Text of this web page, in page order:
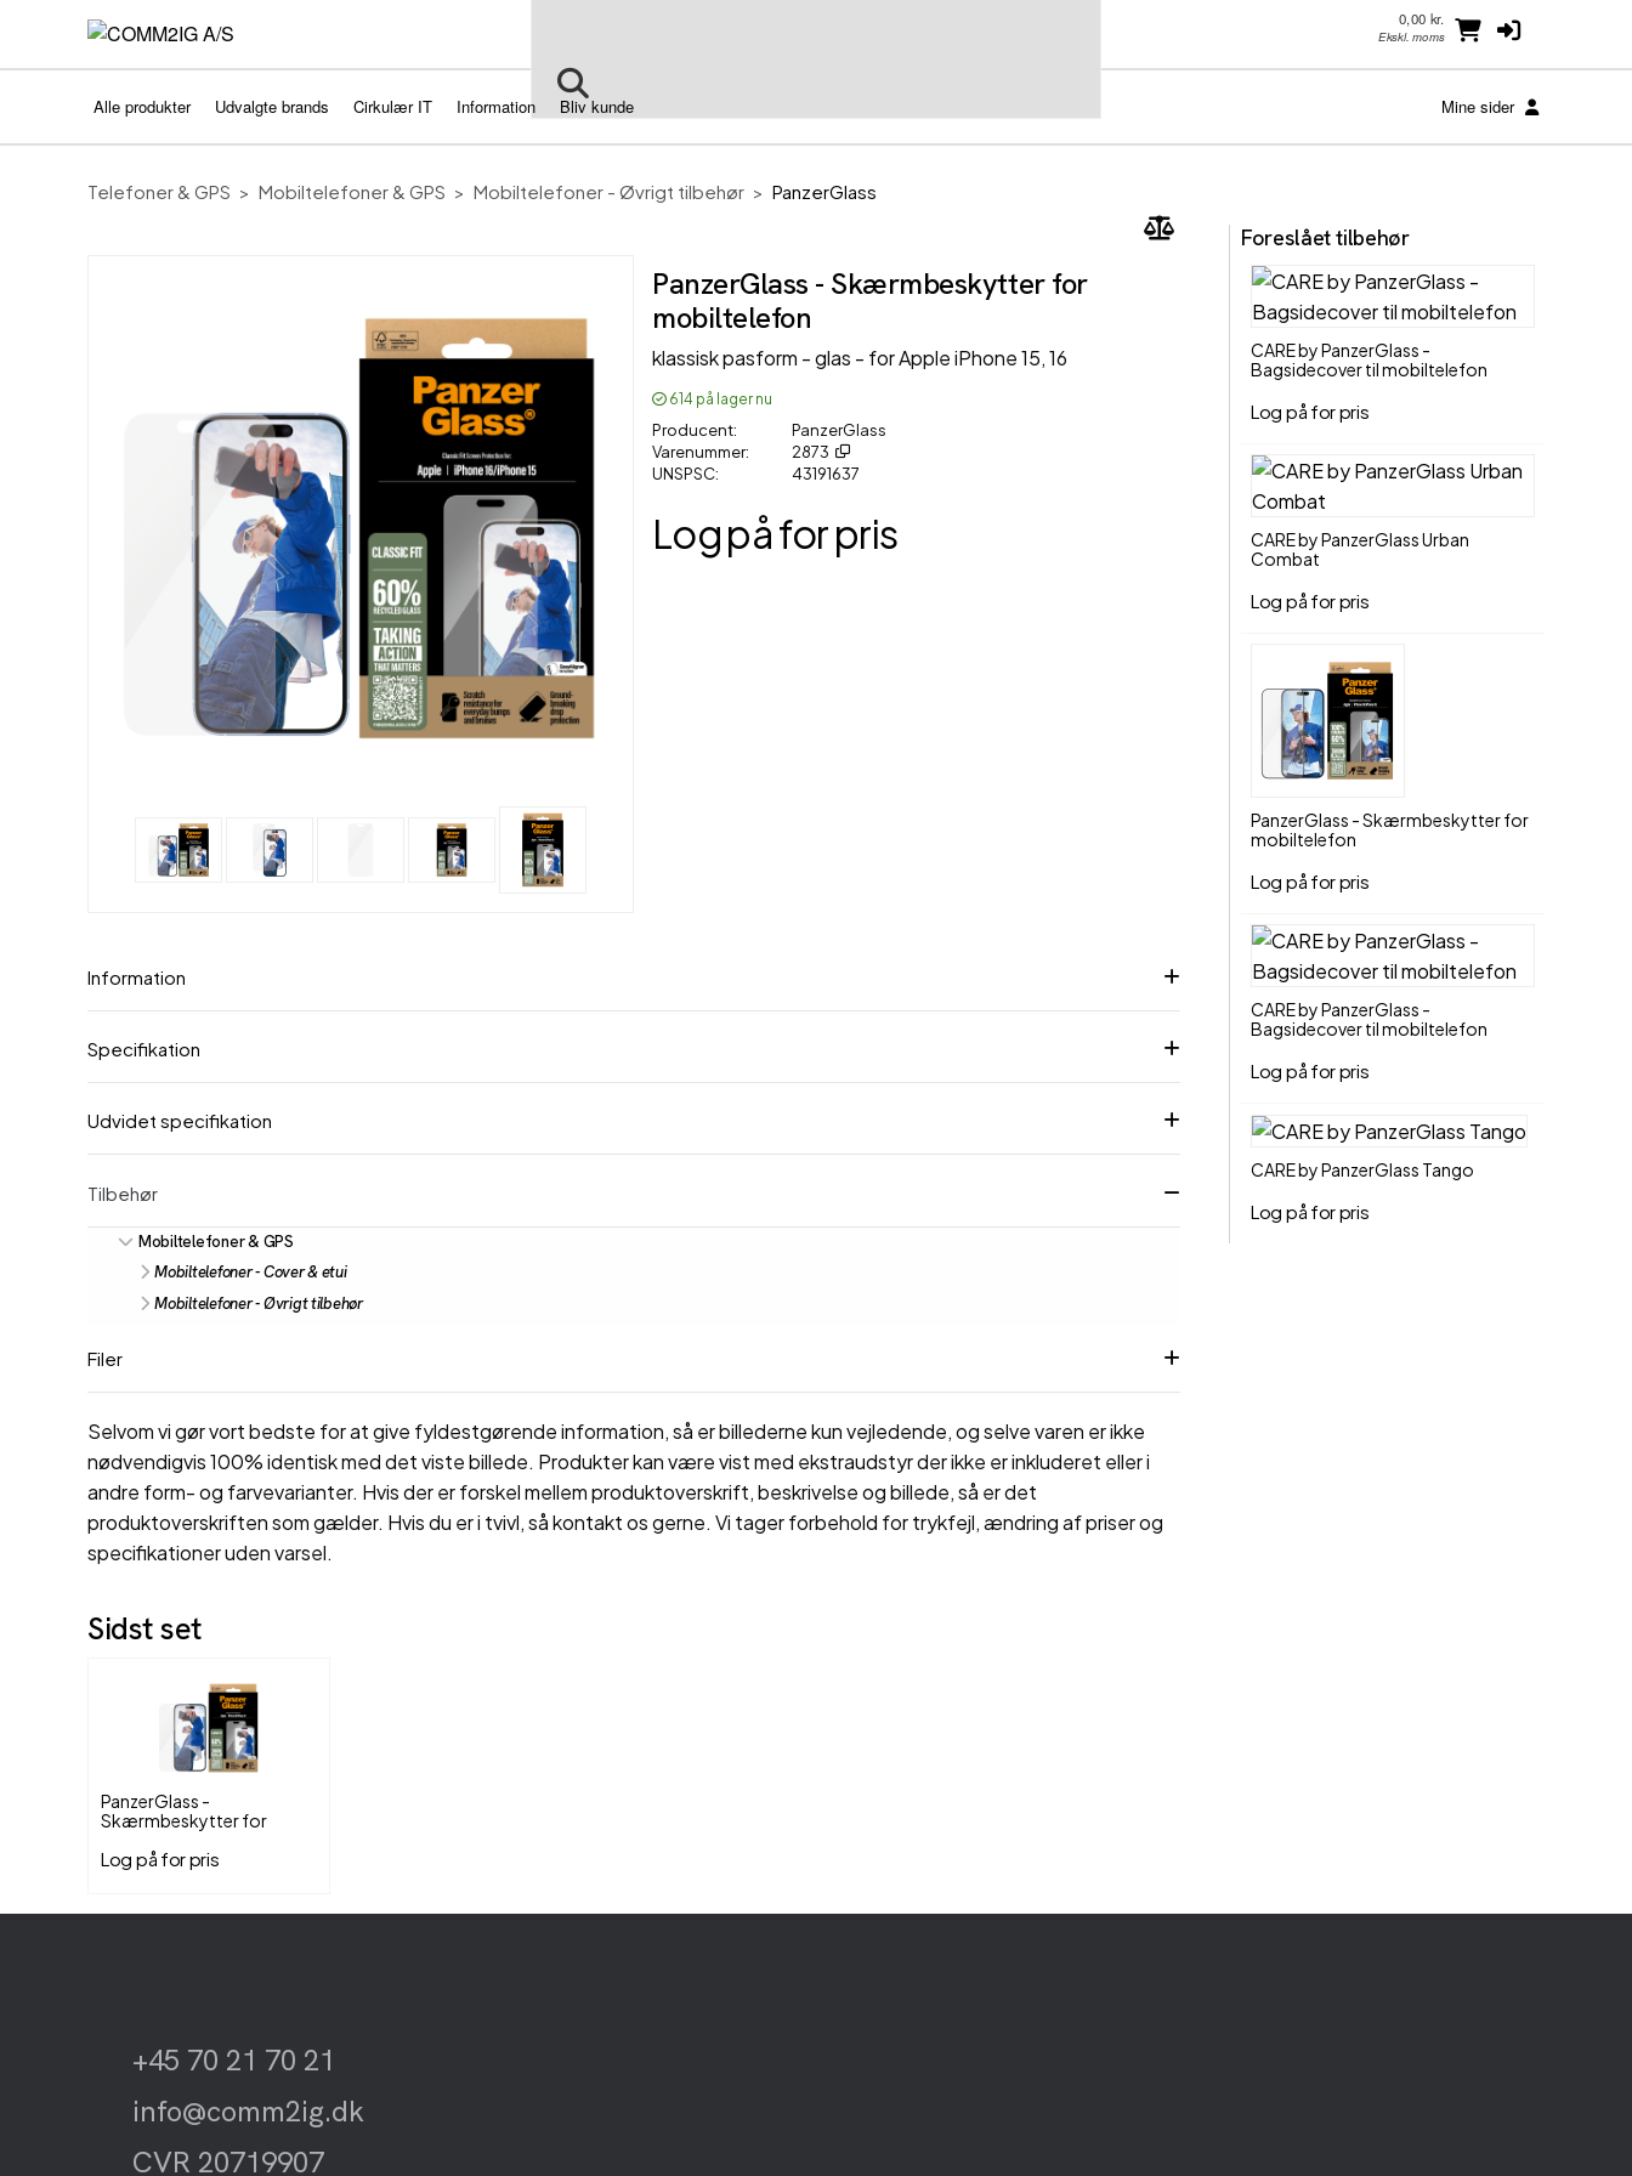
0,00 kr.
Ekskl. moms
Alle produkter Udvalgte brands Cirkulær IT Information Bliv kunde Mine sider
Telefoner & GPS Mobiltelefoner & GPS Mobiltelefoner - Øvrigt tilbehør PanzerGlass
PanzerGlass - Skærmbeskytter for
mobiltelefon
klassisk pasform - glas - for Apple iPhone 15, 16
614 på lager nu
Producent
PanzerGlass
Varenummer
2873
UNSPSC
43191637
Log på for pris Føj til indkøbskurv
Information
Specifikation
Udvidet specifikation
Tilbehør
Mobiltelefoner & GPS
Mobiltelefoner - Cover & etui
Mobiltelefoner - Øvrigt tilbehør
Filer
Selvom vi gør vort bedste for at give fyldestgørende information, så er billederne kun vejledende, og selve varen er ikke
nødvendigvis 100% identisk med det viste billede. Produkter kan være vist med ekstraudstyr der ikke er inkluderet eller i
andre form- og farvevarianter. Hvis der er forskel mellem produktoverskrift, beskrivelse og billede, så er det
produktoverskriften som gælder. Hvis du er i tvivl, så kontakt os gerne. Vi tager forbehold for trykfejl, ændring af priser og
specifikationer uden varsel.
Foreslået tilbehør
CARE by PanzerGlass -
Bagsidecover til mobiltelefon
Log på for pris
CARE by PanzerGlass Urban
Combat
Log på for pris
PanzerGlass - Skærmbeskytter for
mobiltelefon
Log på for pris
CARE by PanzerGlass -
Bagsidecover til mobiltelefon
Log på for pris
CARE by PanzerGlass Tango
Log på for pris
Sidst set
PanzerGlass -
Skærmbeskytter for
Log på for pris
+45 70 21 70 21
info@comm2ig.dk
CVR 20719907